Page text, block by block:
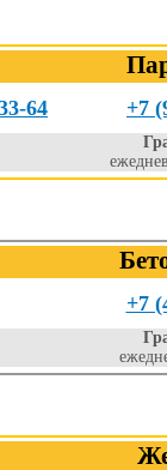
64 +7
+7